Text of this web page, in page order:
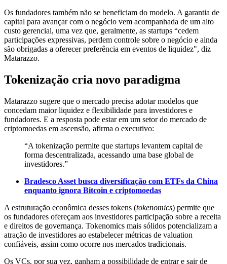
Os fundadores também não se beneficiam do modelo. A garantia de
capital para avançar com o negócio vem acompanhada de um alto
custo gerencial, uma vez que, geralmente, as startups “cedem
participações expressivas, perdem controle sobre o negócio e ainda
são obrigadas a oferecer preferência em eventos de liquidez", diz
Matarazzo.
Tokenização cria novo paradigma
Matarazzo sugere que o mercado precisa adotar modelos que
concedam maior liquidez e flexibilidade para investidores e
fundadores. E a resposta pode estar em um setor do mercado de
criptomoedas em ascensão, afirma o executivo:
“A tokenização permite que startups levantem capital de
forma descentralizada, acessando uma base global de
investidores.”
Bradesco Asset busca diversificação com ETFs da China
enquanto ignora Bitcoin e criptomoedas
A estruturação econômica desses tokens (tokenomics) permite que
os fundadores ofereçam aos investidores participação sobre a receita
e direitos de governança. Tokenomics mais sólidos potencializam a
atração de investidores ao estabelecer métricas de valuation
confiáveis, assim como ocorre nos mercados tradicionais.
Os VCs, por sua vez, ganham a possibilidade de entrar e sair de